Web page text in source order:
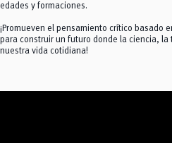
edades y formaciones.
¡Promueven el pensamiento crítico basado
para construir un futuro donde la ciencia,
nuestra vida cotidiana!